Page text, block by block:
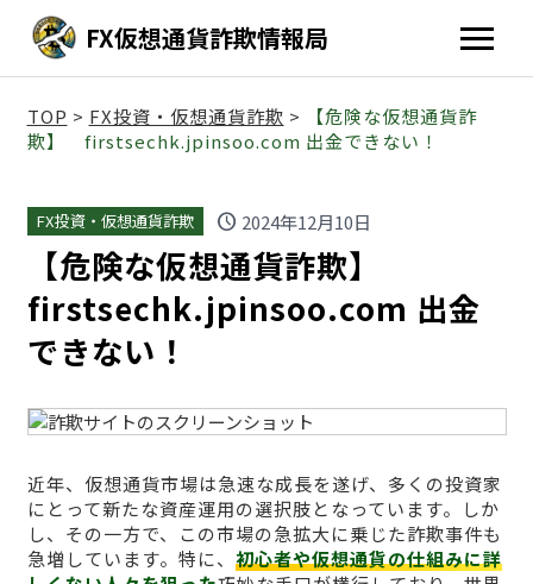
FX仮想通貨詐欺情報局
TOP > FX投資・仮想通貨詐欺 >
【危険な仮想通貨詐
欺】 firstsechk.jpinsoo.com 出金できない！
FX投資・仮想通貨詐欺 schedule 2024年12月10日
【危険な仮想通貨詐欺】
firstsechk.jpinsoo.com 出金
できない！
近年、仮想通貨市場は急速な成長を遂げ、多くの投資家
にとって新たな資産運用の選択肢となっています。しか
し、その一方で、この市場の急拡大に乗じた詐欺事件も
急増しています。特に、 初心者や仮想通貨の仕組みに詳